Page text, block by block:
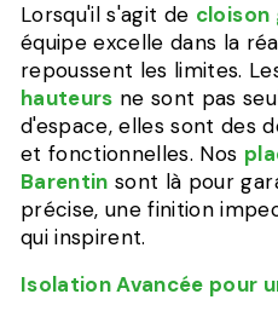
Lorsqu'il s'agit de cloison
équipe excelle dans la
repoussent les limites.
hauteurs ne sont pas
d'espace, elles sont des
et fonctionnelles. Nos
Barentin sont là pour
précise, une finition
qui inspirent.
Isolation Avancée pour